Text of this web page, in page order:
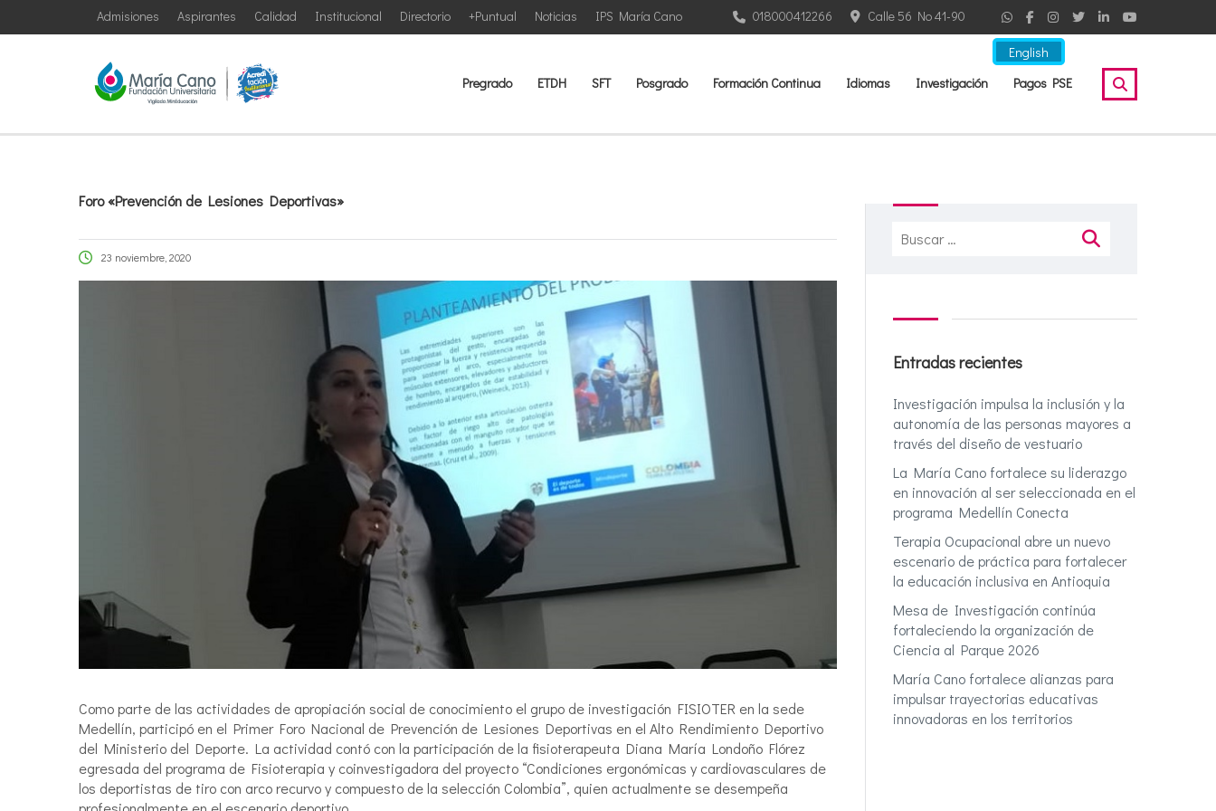
English
IPS María Cano
Noticias
+Puntual
Directorio
Institucional
Calidad
Aspirantes
Admisiones Calle 56 No 41-90
018000412266
Pregrado ETDH SFT Posgrado Formación Continua Idiomas Investigación Pagos PSE
Foro «Prevención de Lesiones Deportivas»
23 noviembre, 2020
Como parte de las actividades de apropiación social de conocimiento el grupo de investigación FISIOTER en la sede
Medellín, participó en el Primer Foro Nacional de Prevención de Lesiones Deportivas en el Alto Rendimiento Deportivo
del Ministerio del Deporte. La actividad contó con la participación de la fisioterapeuta Diana María Londoño Flórez
egresada del programa de Fisioterapia y coinvestigadora del proyecto “Condiciones ergonómicas y cardiovasculares de
los deportistas de tiro con arco recurvo y compuesto de la selección Colombia”, quien actualmente se desempeña
Buscar:
Entradas recientes
Investigación impulsa la inclusión y la
autonomía de las personas mayores a
través del diseño de vestuario
La María Cano fortalece su liderazgo
en innovación al ser seleccionada en el
programa Medellín Conecta
Terapia Ocupacional abre un nuevo
escenario de práctica para fortalecer
la educación inclusiva en Antioquia
Mesa de Investigación continúa
fortaleciendo la organización de
Ciencia al Parque 2026
María Cano fortalece alianzas para
impulsar trayectorias educativas
innovadoras en los territorios